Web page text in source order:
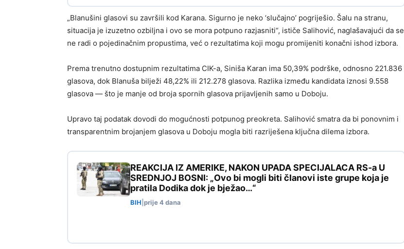
„Blanušini glasovi su završili kod Karana. Sigurno je neko ‘slučajno’ pogriješio. Šalu na stranu,
situacija je izuzetno ozbiljna i ovo se mora potpuno razjasniti“, ističe Salihović, naglašavajući da se
ne radi o pojedinačnim propustima, već o rezultatima koji mogu promijeniti konačni ishod izbora.
Prema trenutno dostupnim rezultatima CIK-a, Siniša Karan ima 50,39% podrške, odnosno 221.836
glasova, dok Blanuša bilježi 48,22% ili 212.278 glasova. Razlika između kandidata iznosi 9.558
glasova — što je manje od broja spornih glasova prijavljenih samo u Doboju.
Upravo taj podatak dovodi do mogućnosti potpunog preokreta. Salihović smatra da bi ponovnim i
transparentnim brojanjem glasova u Doboju mogla biti razriješena ključna dilema izbora.
REAKCIJA IZ AMERIKE, NAKON UPADA SPECIJALACA RS-a U
SREDNJOJ BOSNI: „Ovo bi mogli biti članovi iste grupe koja je
pratila Dodika dok je bježao…“
BIH prije 4 dana